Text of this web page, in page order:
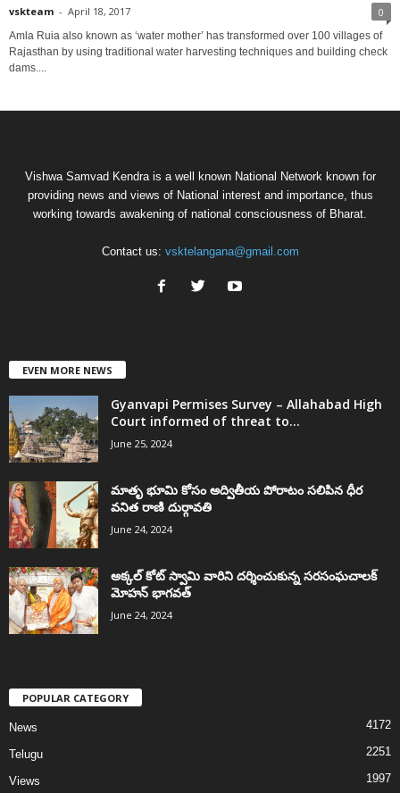
vskteam - April 18, 2017 0
Amla Ruia also known as ‘water mother’ has transformed over 100 villages of
Rajasthan by using traditional water harvesting techniques and building check
dams....
Vishwa Samvad Kendra is a well known National Network known for
providing news and views of National interest and importance, thus
working towards awakening of national consciousness of Bharat.
Contact us: vsktelangana@gmail.com
EVEN MORE NEWS
Gyanvapi Permises Survey – Allahabad High
Court informed of threat to...
June 25, 2024
మాతృ భూమి కోసం అద్వితీయ పోరాటం సలిపిన ధీర
వనిత రాణి దుర్గావతి
June 24, 2024
అక్కల్‌ కోట్‌ స్వామి వారిని దర్శించుకున్న సరసంఘచాలక్
మోహన్ భాగవత్
June 24, 2024
POPULAR CATEGORY
News 4172
Telugu 2251
Views 1997